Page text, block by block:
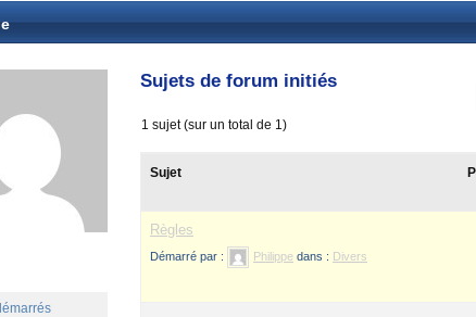
Sujets de forum initiés
1 sujet (sur un total de 1)
Sujet
Règles
Démarré par : Philippe dans : Divers